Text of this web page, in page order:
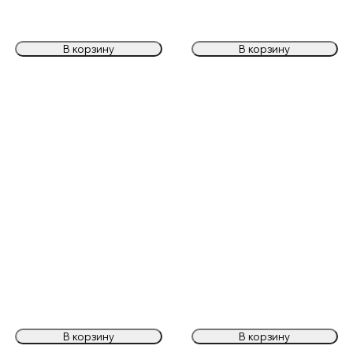
В корзину В корзину
В корзину В корзину